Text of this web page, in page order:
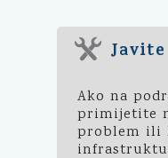
Ako na
primijetite
problem ili